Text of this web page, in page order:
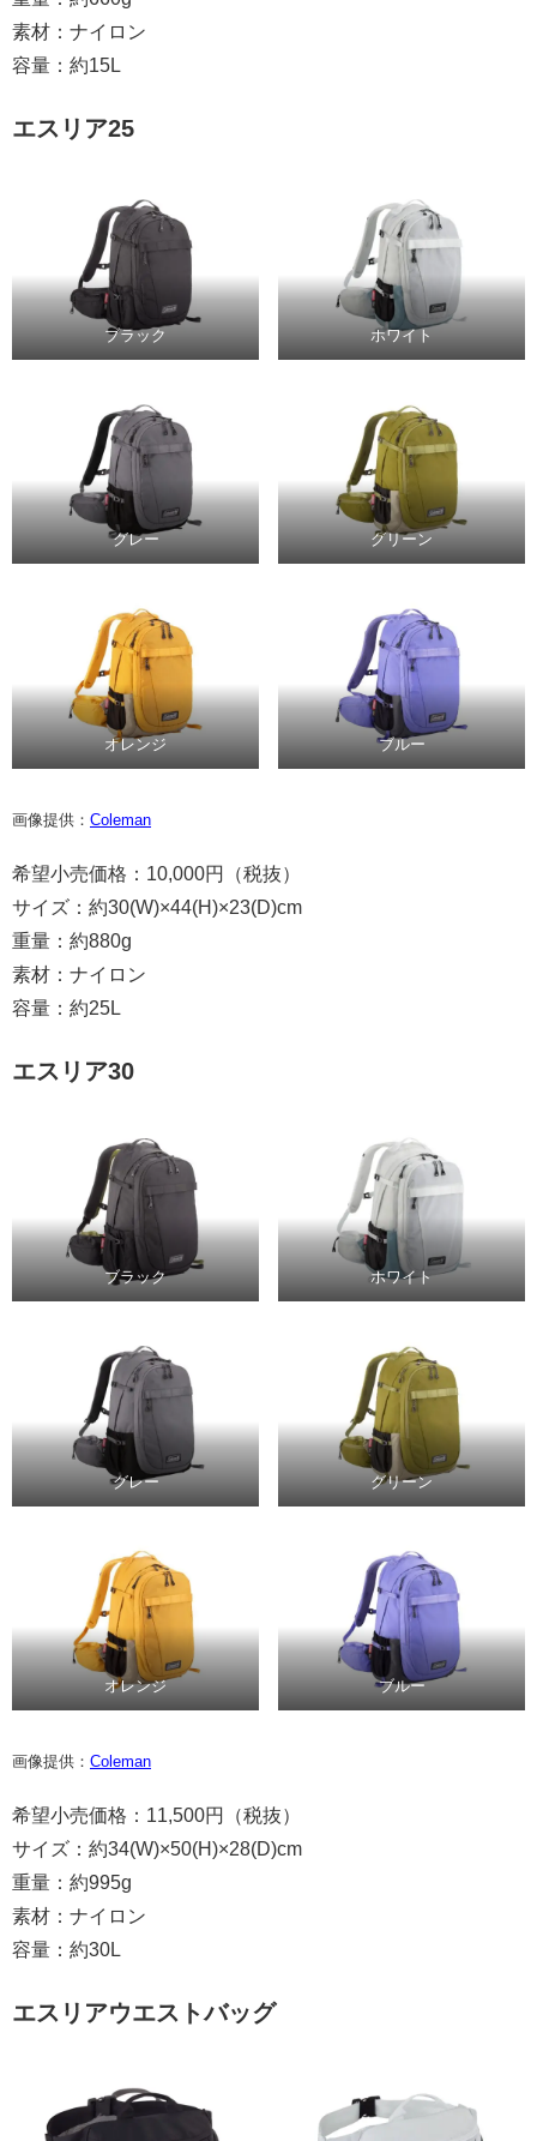
素材：ナイロン
容量：約15L
エスリア25
ブラック ホワイト
グレー グリーン
オレンジ ブルー
画像提供： Coleman
希望小売価格：10,000円（税抜）
サイズ：約30(W)×44(H)×23(D)cm
重量：約880g
素材：ナイロン
容量：約25L
エスリア30
ブラック ホワイト
グレー グリーン
オレンジ ブルー
画像提供： Coleman
希望小売価格：11,500円（税抜）
サイズ：約34(W)×50(H)×28(D)cm
重量：約995g
素材：ナイロン
容量：約30L
エスリアウエストバッグ